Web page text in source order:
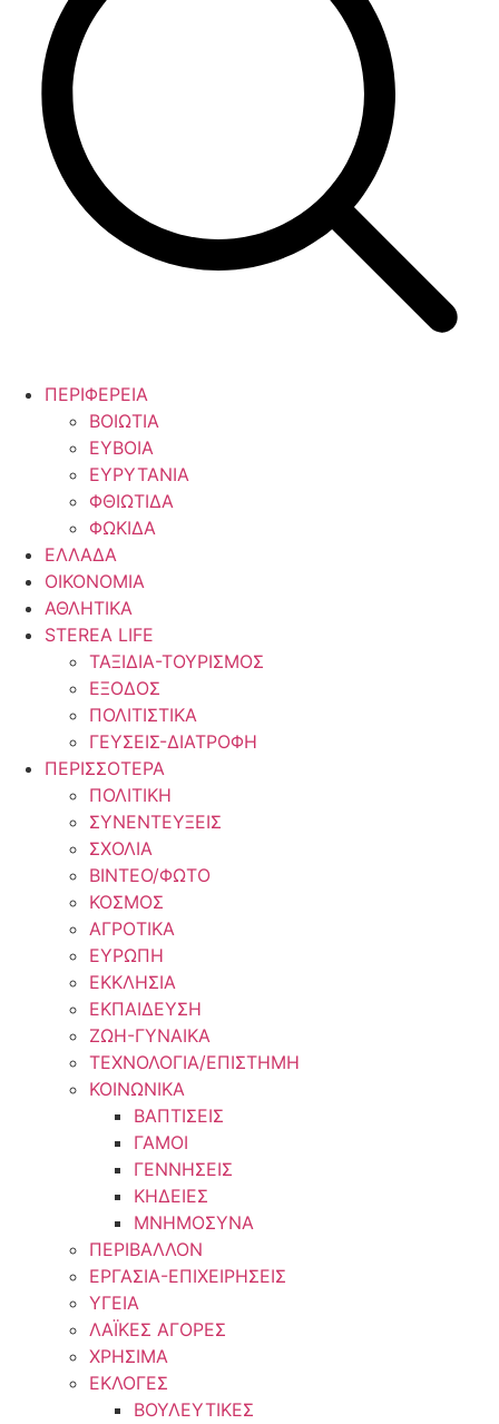
ΠΕΡΙΦΕΡΕΙΑ
ΒΟΙΩΤΙΑ
ΕΥΒΟΙΑ
ΕΥΡΥΤΑΝΙΑ
ΦΘΙΩΤΙΔΑ
ΦΩΚΙΔΑ
ΕΛΛΑΔΑ
ΟΙΚΟΝΟΜΙΑ
ΑΘΛΗΤΙΚΑ
STEREA LIFE
ΤΑΞΙΔΙΑ-ΤΟΥΡΙΣΜΟΣ
ΕΞΟΔΟΣ
ΠΟΛΙΤΙΣΤΙΚΑ
ΓΕΥΣΕΙΣ-ΔΙΑΤΡΟΦΗ
ΠΕΡΙΣΣΟΤΕΡΑ
ΠΟΛΙΤΙΚΗ
ΣΥΝΕΝΤΕΥΞΕΙΣ
ΣΧΟΛΙΑ
ΒΙΝΤΕΟ/ΦΩΤΟ
ΚΟΣΜΟΣ
ΑΓΡΟΤΙΚΑ
ΕΥΡΩΠΗ
ΕΚΚΛΗΣΙΑ
ΕΚΠΑΙΔΕΥΣΗ
ΖΩΗ-ΓΥΝΑΙΚΑ
ΤΕΧΝΟΛΟΓΙΑ/ΕΠΙΣΤΗΜΗ
ΚΟΙΝΩΝΙΚΑ
ΒΑΠΤΙΣΕΙΣ
ΓΑΜΟΙ
ΓΕΝΝΗΣΕΙΣ
ΚΗΔΕΙΕΣ
ΜΝΗΜΟΣΥΝΑ
ΠΕΡΙΒΑΛΛΟΝ
ΕΡΓΑΣΙΑ-ΕΠΙΧΕΙΡΗΣΕΙΣ
ΥΓΕΙΑ
ΛΑΪΚΕΣ ΑΓΟΡΕΣ
ΧΡΗΣΙΜΑ
ΕΚΛΟΓΕΣ
ΒΟΥΛΕΥΤΙΚΕΣ